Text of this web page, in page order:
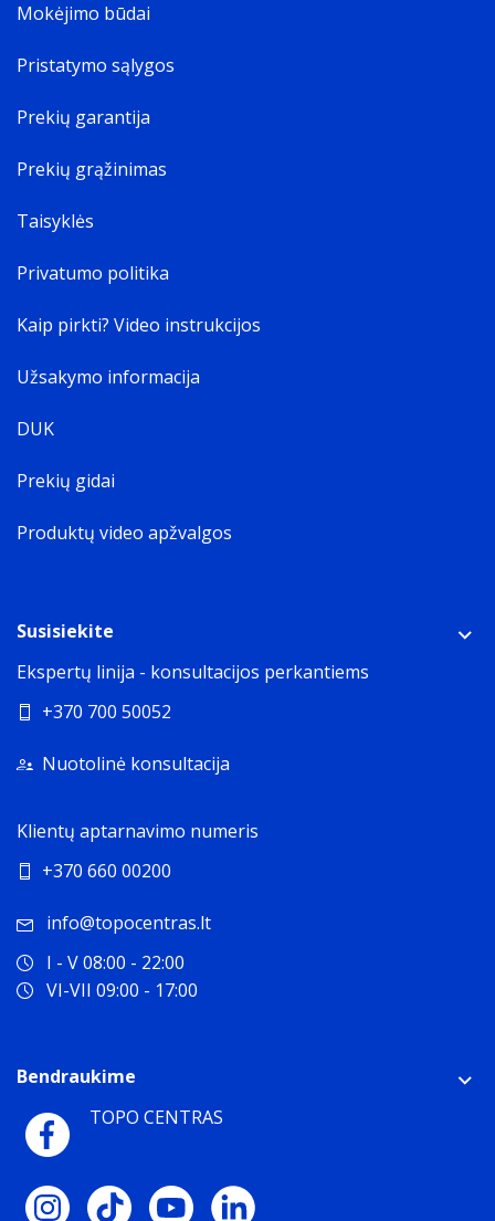
Mokėjimo būdai
Pristatymo sąlygos
Prekių garantija
Prekių grąžinimas
Taisyklės
Privatumo politika
Kaip pirkti? Video instrukcijos
Užsakymo informacija
DUK
Prekių gidai
Produktų video apžvalgos
Susisiekite
Ekspertų linija - konsultacijos perkantiems
+370 700 50052
Nuotolinė konsultacija
Klientų aptarnavimo numeris
+370 660 00200
info@topocentras.lt
I - V 08:00 - 22:00
VI-VII 09:00 - 17:00
Bendraukime
TOPO CENTRAS